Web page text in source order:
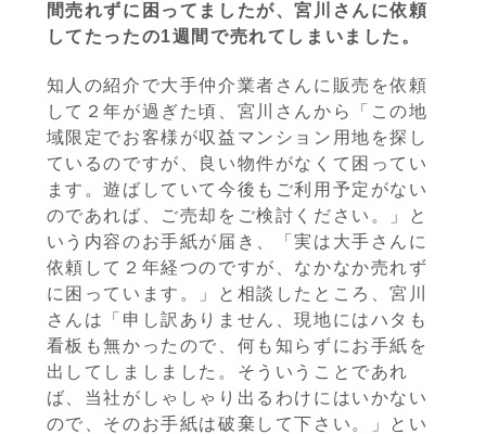
間売れずに困ってましたが、宮川さんに依頼
してたったの1週間で売れてしまいました。
知人の紹介で大手仲介業者さんに販売を依頼
して２年が過ぎた頃、宮川さんから「この地
域限定でお客様が収益マンション用地を探し
ているのですが、良い物件がなくて困ってい
ます。遊ばしていて今後もご利用予定がない
のであれば、ご売却をご検討ください。」と
いう内容のお手紙が届き、「実は大手さんに
依頼して２年経つのですが、なかなか売れず
に困っています。」と相談したところ、宮川
さんは「申し訳ありません、現地にはハタも
看板も無かったので、何も知らずにお手紙を
出してしましました。そういうことであれ
ば、当社がしゃしゃり出るわけにはいかない
ので、そのお手紙は破棄して下さい。」とい